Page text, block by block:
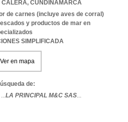
CALERA, CUNDINAMARCA
de carnes (incluye aves de corral)
y productos de mar en
SIMPLIFICADA
Ver en mapa
de:
LA PRINCIPAL M&C SAS...